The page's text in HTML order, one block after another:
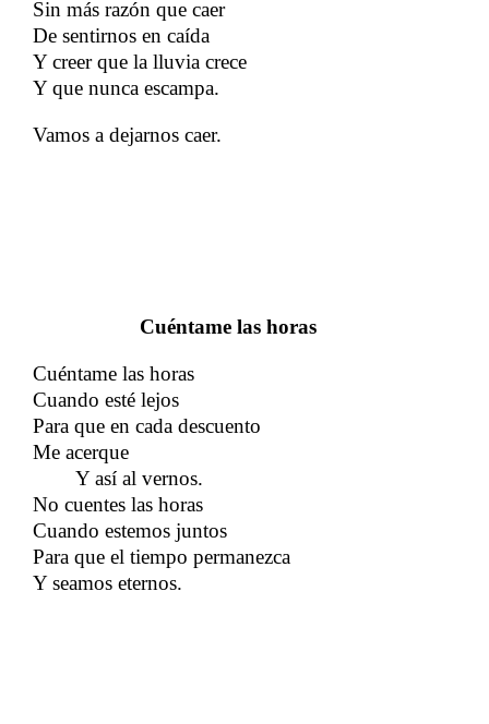
Sin más razón que caer
De sentirnos en caída
Y creer que la lluvia crece
Y que nunca escampa.
Vamos a dejarnos caer.
Cuéntame las horas
Cuéntame las horas
Cuando esté lejos
Para que en cada descuento
Me acerque
Y así al vernos.
No cuentes las horas
Cuando estemos juntos
Para que el tiempo permanezca
Y seamos eternos.